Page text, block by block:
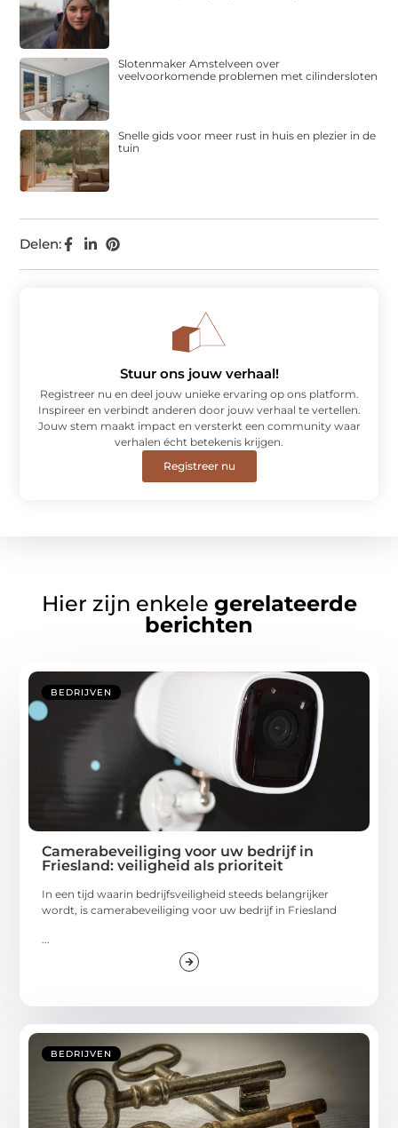
Delen:
Slotenmaker Amstelveen over
veelvoorkomende problemen met cilindersloten
Snelle gids voor meer rust in huis en plezier in de
tuin
Stuur ons jouw verhaal!
Registreer nu en deel jouw unieke ervaring op ons platform.
Inspireer en verbindt anderen door jouw verhaal te vertellen.
Jouw stem maakt impact en versterkt een community waar
verhalen écht betekenis krijgen.
Registreer nu
Hier zijn enkele gerelateerde
berichten
BEDRIJVEN
Camerabeveiliging voor uw bedrijf in
Friesland: veiligheid als prioriteit
In een tijd waarin bedrijfsveiligheid steeds belangrijker
wordt, is camerabeveiliging voor uw bedrijf in Friesland
BEDRIJVEN